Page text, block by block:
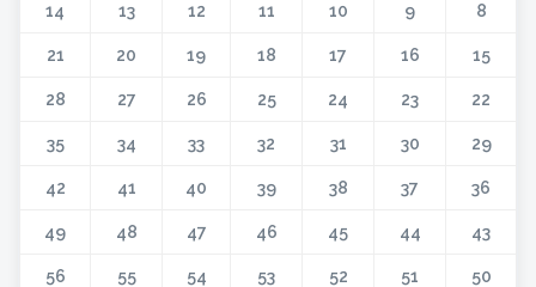
8
9
10
11
12
13
14
15
16
17
18
19
20
21
22
23
24
25
26
27
28
29
30
31
32
33
34
35
36
37
38
39
40
41
42
43
44
45
46
47
48
49
50
51
52
53
54
55
56